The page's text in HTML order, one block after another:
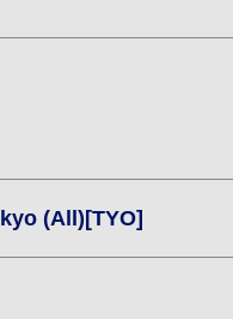
(All)[TYO]